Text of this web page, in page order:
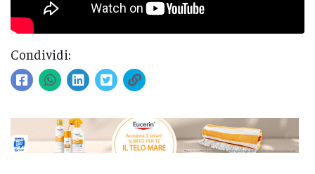
Condividi: